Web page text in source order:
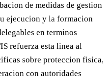
de medidas de gestion
ejecucion y la formacion
en terminos
refuerza esta linea al
sobre proteccion fisica,
con autoridades